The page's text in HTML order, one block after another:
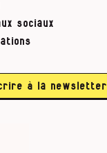
sociaux
à la newsletter